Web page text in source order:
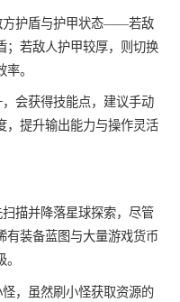
方护盾与护甲状态——若敌
；若敌人护甲较厚，则切换
。
会获得技能点，建议手动
，提升输出能力与操作灵活
描并降落星球探索，尽管
有装备蓝图与大量游戏货币
，虽然刷小怪获取资源的